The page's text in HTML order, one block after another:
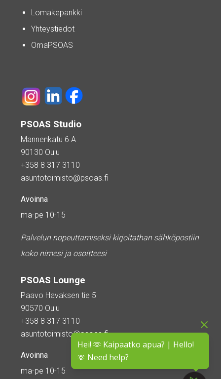
Hei! 🫶 Kaipaatko apua? | Hello!
🫶 Need help?
Lomakepankki
Yhteystiedot
OmaPSOAS
PSOAS Studio
Mannenkatu 6 A
90130 Oulu
+358 8 317 3110
asuntotoimisto@psoas.fi
Avoinna
ma-pe 10-15
Palvelun nopeuttamiseksi kirjoitathan sähköpostiin
koko nimesi ja osoitteesi
PSOAS Lounge
Paavo Havaksen tie 5
90570 Oulu
+358 8 317 3110
asuntotoimisto@psoas.fi
Avoinna
ma-pe 10-15